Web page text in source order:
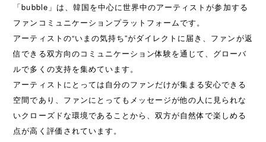
「bubble」は、韓国を中心に世界中のアーティストが参加する
ファンコミュニケーションプラットフォームです。
アーティストの“いまの気持ち”がダイレクトに届き、ファンが返
信できる双方向のコミュニケーション体験を通じて、グローバ
ルで多くの支持を集めています。
アーティストにとっては自分のファンだけが集まる安心できる
空間であり、ファンにとってもメッセージが他の人に見られな
いクローズドな環境であることから、双方が自然体で楽しめる
点が高く評価されています。